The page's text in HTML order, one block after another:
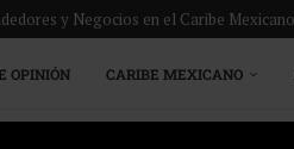
y Negocios en el Caribe Mexicano
OPINIÓN CARIBE MEXICANO